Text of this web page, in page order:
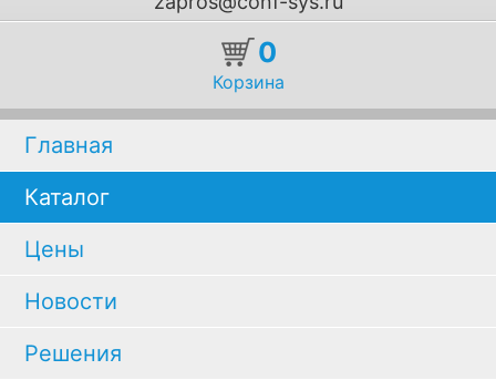
0
Корзина
Главная
Каталог
Цены
Новости
Решения